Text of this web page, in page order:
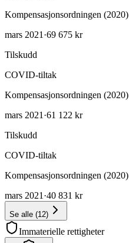
Kompensasjonsordningen (2020)
mars 2021 ·69 675 kr
Tilskudd
COVID-tiltak
Kompensasjonsordningen (2020)
mars 2021 ·61 122 kr
Tilskudd
COVID-tiltak
Kompensasjonsordningen (2020)
mars 2021 ·40 831 kr
Se alle (12)
Immaterielle rettigheter